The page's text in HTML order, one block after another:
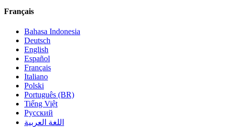
Français
Bahasa Indonesia
Deutsch
English
Español
Français
Italiano
Polski
Português (BR)
Tiếng Việt
Русский
اللغة العربية